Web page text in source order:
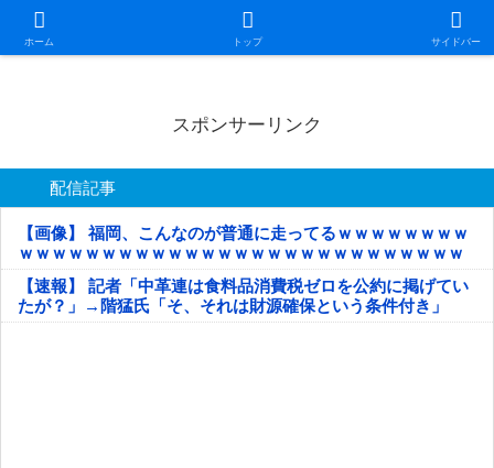
ホーム トップ サイドバー
日本第一！ニュース録
スポンサーリンク
配信記事
【画像】 福岡、こんなのが普通に走ってるｗｗｗｗｗｗｗｗ
ｗｗｗｗｗｗｗｗｗｗｗｗｗｗｗｗｗｗｗｗｗｗｗｗｗｗｗ
ｗｗｗｗｗ
【速報】 記者「中革連は食料品消費税ゼロを公約に掲げてい
たが？」→階猛氏「そ、それは財源確保という条件付き」